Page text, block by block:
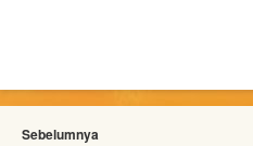
Sebelumnya